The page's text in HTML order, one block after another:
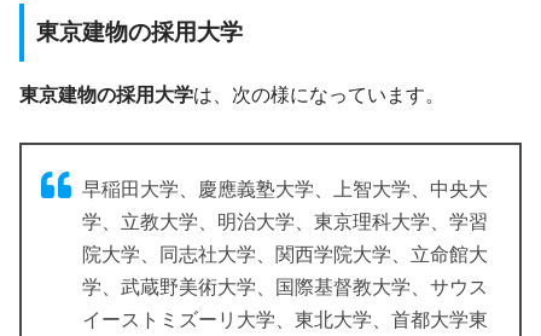
東京建物の採用大学
東京建物の採用大学は、次の様になっています。
早稲田大学、慶應義塾大学、上智大学、中央大
学、立教大学、明治大学、東京理科大学、学習
院大学、同志社大学、関西学院大学、立命館大
学、武蔵野美術大学、国際基督教大学、サウス
イーストミズーリ大学、東北大学、首都大学東